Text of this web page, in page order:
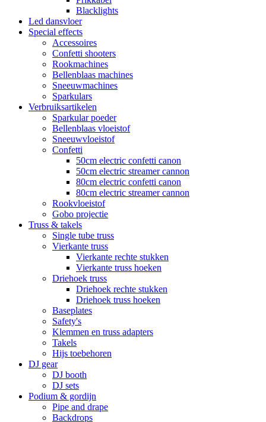
Blacklights
Led dansvloer
Special effects
Accessoires
Confetti shooters
Rookmachines
Bellenblaas machines
Sneeuwmachines
Sparkulars
Verbruiksartikelen
Sparkular poeder
Bellenblaas vloeistof
Sneeuwvloeistof
Confetti
50cm electric confetti canon
50cm electric streamer cannon
80cm electric confetti canon
80cm electric streamer cannon
Rookvloeistof
Gobo projectie
Truss & takels
Single tube truss
Vierkante truss
Vierkante rechte stukken
Vierkante truss hoeken
Driehoek truss
Driehoek rechte stukken
Driehoek truss hoeken
Baseplates
Safety's
Klemmen en truss adapters
Takels
Hijs toebehoren
DJ gear
DJ booth
DJ sets
Podium & gordijn
Pipe and drape
Backdrops